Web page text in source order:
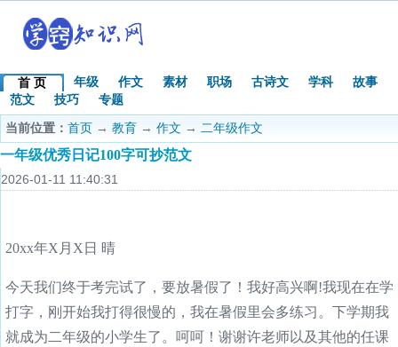
首 页 年级 作文 素材 职场 古诗文 学科
故事
范文
技巧
专题
当前位置： 首页 → 教育 → 作文 → 二年级作文
一年级优秀日记100字可抄范文
2026-01-11 11:40:31
20xx年X月X日 晴
今天我们终于考完试了，要放暑假了！我好高兴啊!我现在在学
打字，刚开始我打得很慢的，我在暑假里会多练习。下学期我
就成为二年级的小学生了。呵呵！谢谢许老师以及其他的任课